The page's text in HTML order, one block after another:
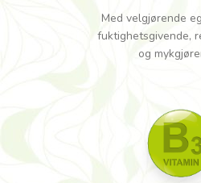
Med velgjørende
fuktighetsgivende,
og